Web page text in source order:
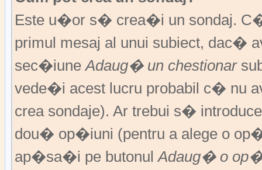
Este u�or s� crea�i un sondaj.
primul mesaj al unui subiect, dac�
sec�iuneAdaug� un chestionar
vede�i acest lucru probabil c� nu
crea sondaje). Ar trebui s�
dou� op�iuni (pentru a alege o
ap�sa�i pe butonulAdaug� o